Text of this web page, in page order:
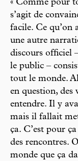
« Comme pour
s’agit de
facile. Ce qu’on
une autre
discours officiel
le public –
tout le monde.
en question, des
entendre. Il y
mais il fallait
ça. C’est pour
des rencontres.
monde que ça